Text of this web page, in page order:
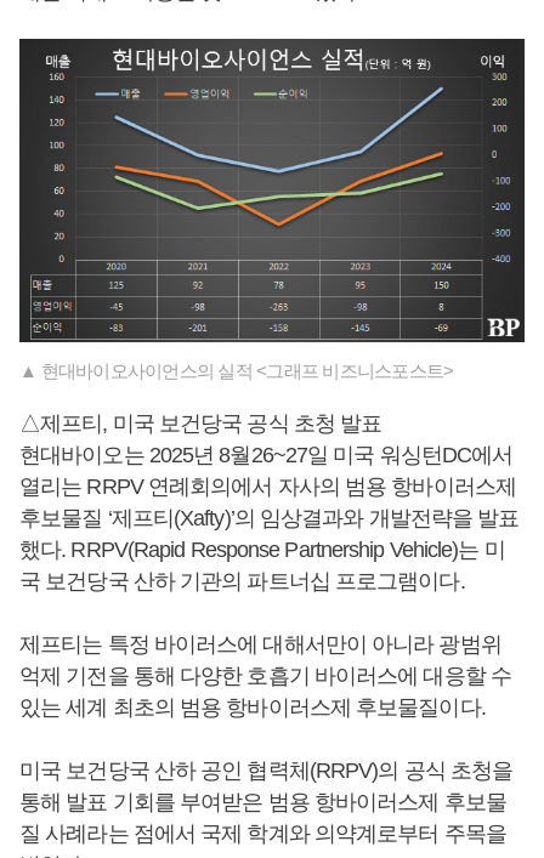
▲ 현대바이오사이언스의 실적 <그래프 비즈니스포스트>
△제프티, 미국 보건당국 공식 초청 발표
현대바이오는 2025년 8월26~27일 미국 워싱턴DC에서
열리는 RRPV 연례회의에서 자사의 범용 항바이러스제
후보물질 ‘제프티(Xafty)’의 임상결과와 개발전략을 발표
했다. RRPV(Rapid Response Partnership Vehicle)는 미
국 보건당국 산하 기관의 파트너십 프로그램이다.
제프티는 특정 바이러스에 대해서만이 아니라 광범위
억제 기전을 통해 다양한 호흡기 바이러스에 대응할 수
있는 세계 최초의 범용 항바이러스제 후보물질이다.
미국 보건당국 산하 공인 협력체(RRPV)의 공식 초청을
통해 발표 기회를 부여받은 범용 항바이러스제 후보물
질 사례라는 점에서 국제 학계와 의약계로부터 주목을